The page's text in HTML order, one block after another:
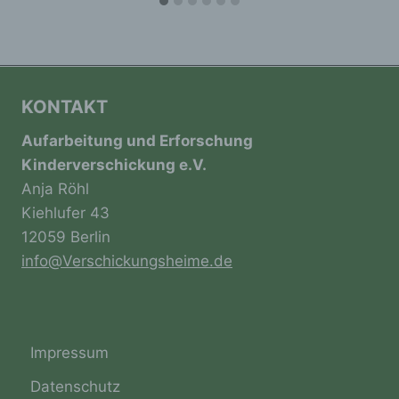
KONTAKT
Aufarbeitung und Erforschung
Kinderverschickung e.V.
Anja Röhl
Kiehlufer 43
12059 Berlin
info@Verschickungsheime.de
Impressum
Datenschutz
Informationen, die sich auf eine identifizierte
Folgenden „betroffene Person") beziehen.
Als identifizierbar wird eine natürliche
Person angesehen, die direkt oder indirekt,
insbesondere mittels Zuordnung zu einer
Kennung wie einem Namen, zu einer
Kennnummer, zu Standortdaten, zu einer
Online-Kennung oder zu einem oder
mehreren besonderen Merkmalen, die
Ausdruck der physischen, physiologischen,
genetischen, psychischen, wirtschaftlichen,
kulturellen oder sozialen Identität dieser